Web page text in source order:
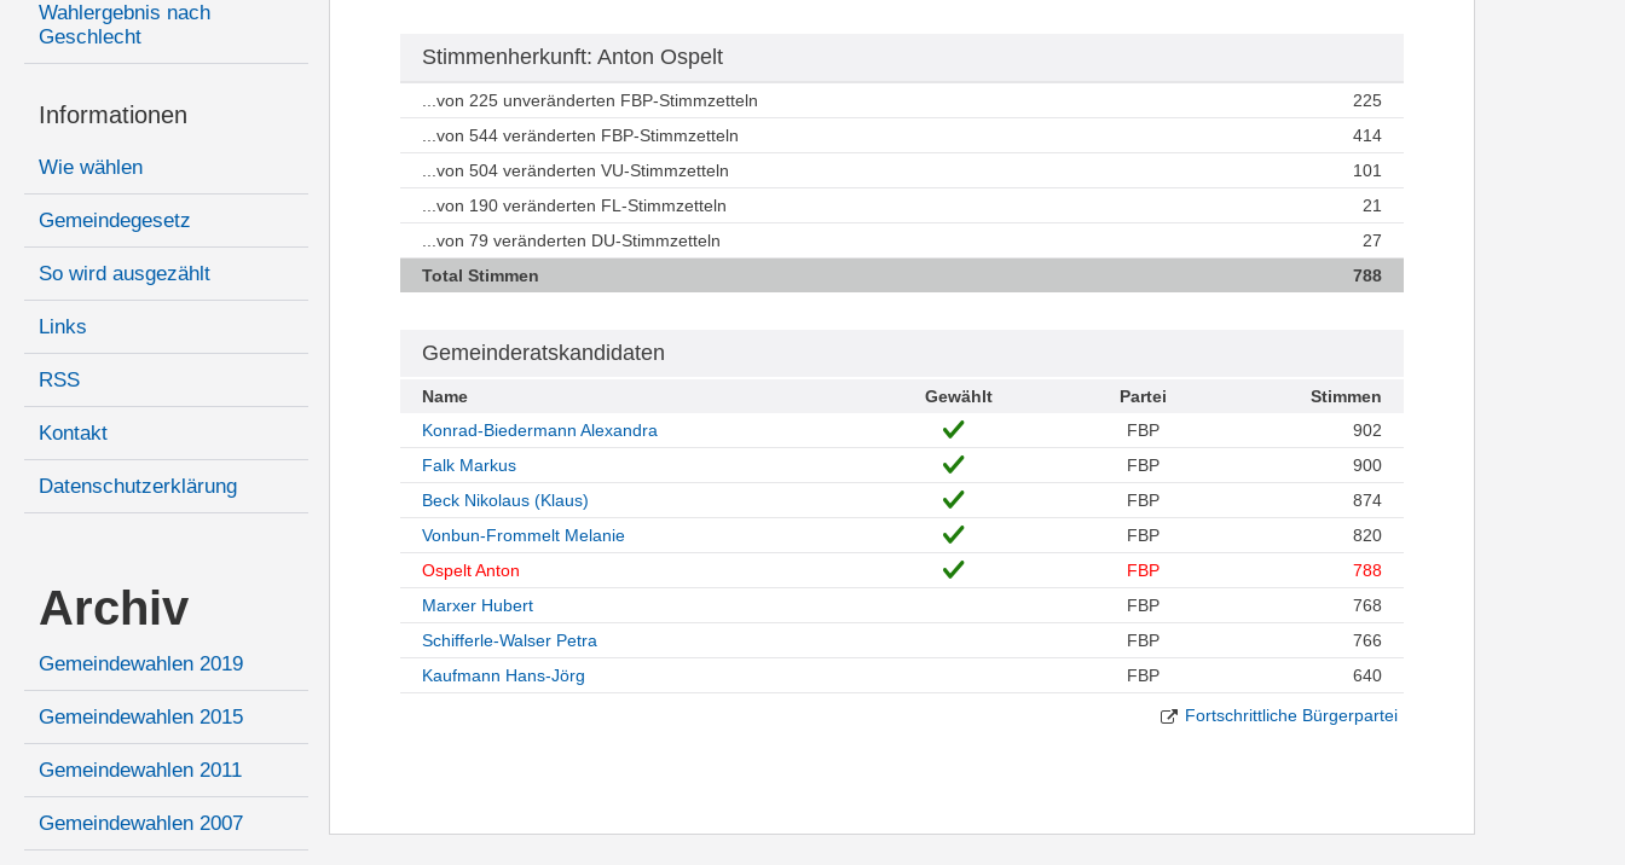
Wahlergebnis nach
Geschlecht
Informationen
Wie wählen
Gemeindegesetz
So wird ausgezählt
Links
RSS
Kontakt
Datenschutzerklärung
Archiv
Gemeindewahlen 2019
Gemeindewahlen 2015
Gemeindewahlen 2011
Gemeindewahlen 2007
Stimmenherkunft: Anton Ospelt
...von 225 unveränderten FBP-Stimmzetteln
225
...von 544 veränderten FBP-Stimmzetteln
414
...von 504 veränderten VU-Stimmzetteln
101
...von 190 veränderten FL-Stimmzetteln
21
...von 79 veränderten DU-Stimmzetteln
27
Total Stimmen
788
Gemeinderatskandidaten
Name Gewählt Partei
Stimmen
Konrad-Biedermann Alexandra
FBP
902
Falk Markus
FBP
900
Beck Nikolaus (Klaus)
FBP
874
Vonbun-Frommelt Melanie
FBP
820
Ospelt Anton
FBP
788
Marxer Hubert
FBP
768
Schifferle-Walser Petra
FBP
766
Kaufmann Hans-Jörg
FBP 640
Fortschrittliche Bürgerpartei